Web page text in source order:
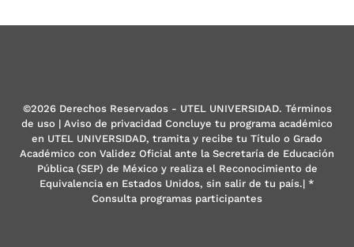
©2026 Derechos Reservados - UTEL UNIVERSIDAD. Términos
de uso | Aviso de privacidad Concluye tu programa académico
en UTEL UNIVERSIDAD, tramita y recibe tu Título o Grado
Académico con Validez Oficial ante la Secretaría de Educación
Pública (SEP) de México y realiza el Reconocimiento de
Equivalencia en Estados Unidos, sin salir de tu país.| *
Consulta programas participantes